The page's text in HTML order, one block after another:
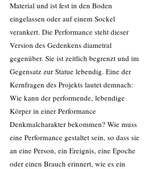
Material und ist fest in den Boden
eingelassen oder auf einem Sockel
verankert. Die Performance steht dieser
Version des Gedenkens diametral
gegenüber. Sie ist zeitlich begrenzt und im
Gegensatz zur Statue lebendig. Eine der
Kernfragen des Projekts lautet demnach:
Wie kann der performende, lebendige
Körper in einer Performance
Denkmalcharakter bekommen? Wie muss
eine Performance gestaltet sein, so dass sie
an eine Person, ein Ereignis, eine Epoche
oder einen Brauch erinnert, wie es ein